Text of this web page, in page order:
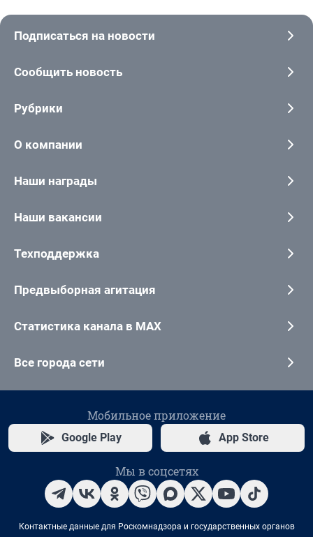
Подписаться на новости
Сообщить новость
Рубрики
О компании
Наши награды
Наши вакансии
Техподдержка
Предвыборная агитация
Статистика канала в MAX
Все города сети
Мобильное приложение
Google Play App Store
Мы в соцсетях
Контактные данные для Роскомнадзора и государственных органов